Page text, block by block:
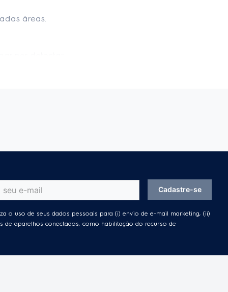
áreas.
o uso de seus dados pessoais para (i) envio de e-mail marketing, (ii)
aparelhos conectados, como habilitação do recurso de
Cadastre-se